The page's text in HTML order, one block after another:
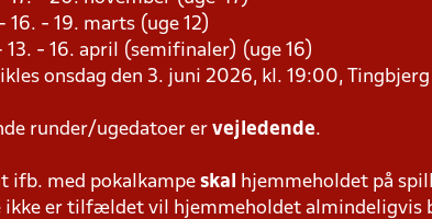
16. - 19. marts (uge 12)
13. - 16. april (semifinaler) (uge 16)
onsdag den 3. juni 2026, kl. 19:00, Tingbjerg
runder/ugedatoer er vejledende.
ifb. med pokalkampe skal
hjemmeholdet på
ikke er tilfældet vil hjemmeholdet almindeligvis